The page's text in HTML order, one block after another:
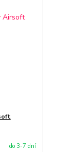
do 3-7 dní